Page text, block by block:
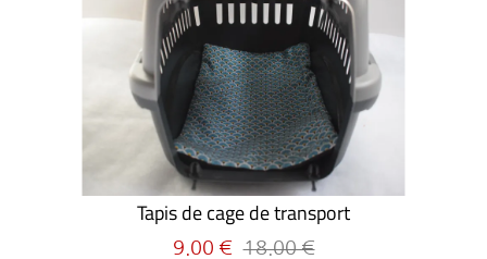
Tapis de cage de transport
9.00 € 18.00 €